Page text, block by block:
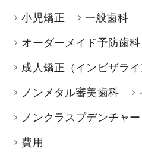
小児矯正 一般歯科
オーダーメイド予防歯科
成人矯正（インビザライ
ノンメタル審美歯科
ノンクラスプデンチャー
費用